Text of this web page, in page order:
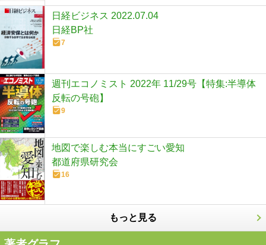
日経ビジネス 2022.07.04
日経BP社
7
週刊エコノミスト 2022年 11/29号【特集:半導体
反転の号砲】
9
地図で楽しむ本当にすごい愛知
都道府県研究会
16
もっと見る